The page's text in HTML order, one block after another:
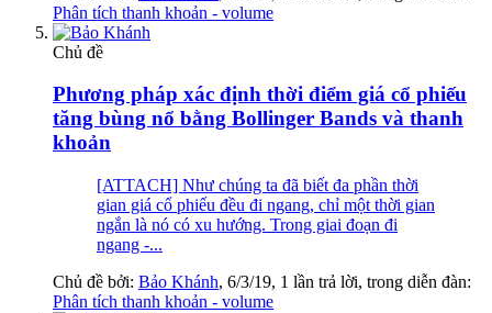
Phân tích thanh khoản - volume
Chủ đề
Phương pháp xác định thời điểm giá cổ phiếu
tăng bùng nổ bằng Bollinger Bands và thanh
khoản
[ATTACH] Như chúng ta đã biết đa phần thời
gian giá cổ phiếu đều đi ngang, chỉ một thời gian
ngắn là nó có xu hướng. Trong giai đoạn đi
ngang -...
Chủ đề bởi: Bảo Khánh, 6/3/19, 1 lần trả lời, trong diễn đàn:
Phân tích thanh khoản - volume